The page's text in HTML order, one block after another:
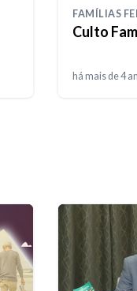
FAMÍLIAS
Culto
há mais de 4